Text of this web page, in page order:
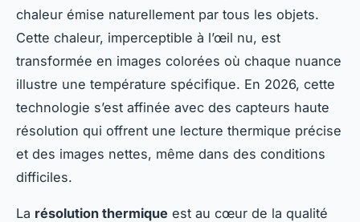
chaleur émise naturellement par tous les objets.
Cette chaleur, imperceptible à l’œil nu, est
transformée en images colorées où chaque nuance
illustre une température spécifique. En 2026, cette
technologie s’est affinée avec des capteurs haute
résolution qui offrent une lecture thermique précise
et des images nettes, même dans des conditions
difficiles.
La résolution thermique est au cœur de la qualité